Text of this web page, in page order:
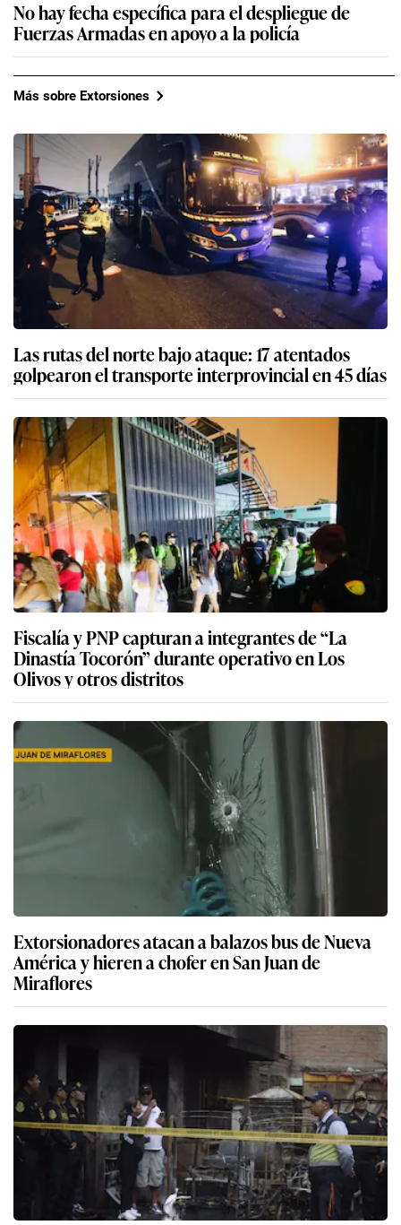
No hay fecha específica para el despliegue de
Fuerzas Armadas en apoyo a la policía
Más sobre Extorsiones
Las rutas del norte bajo ataque: 17 atentados
golpearon el transporte interprovincial en 45 días
Fiscalía y PNP capturan a integrantes de “La
Dinastía Tocorón” durante operativo en Los
Olivos y otros distritos
Extorsionadores atacan a balazos bus de Nueva
América y hieren a chofer en San Juan de
Miraflores